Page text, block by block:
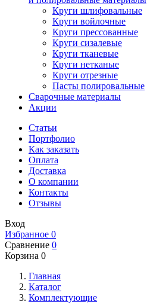
Круги шлифовальные
Круги войлочные
Круги прессованные
Круги сизалевые
Круги тканевые
Круги нетканые
Круги отрезные
Пасты полировальные
Сварочные материалы
Акции
Статьи
Портфолио
Как заказать
Оплата
Доставка
О компании
Контакты
Отзывы
Вход
Избранное 0
Сравнение 0
Корзина 0
Главная
Каталог
Комплектующие